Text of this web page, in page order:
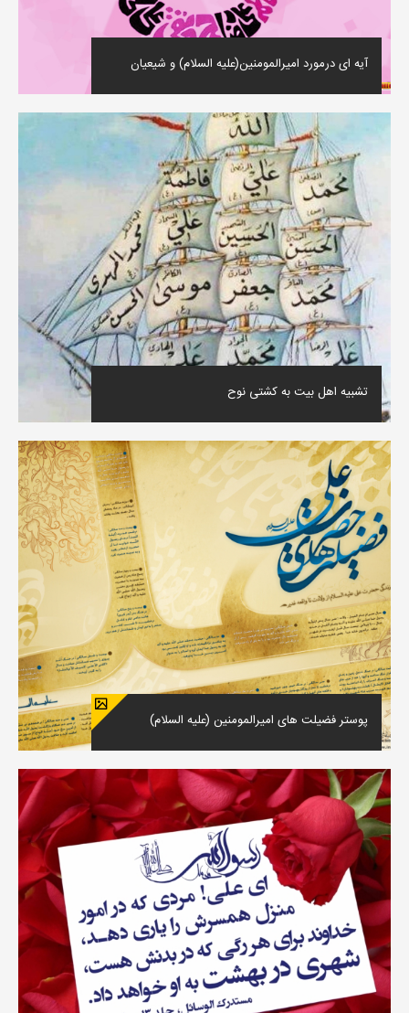
آیه ای درمورد امیرالمومنین(علیه السلام) و شیعیان
تشبیه اهل بیت به کشتی نوح
پوستر فضیلت های امیرالمومنین (علیه السلام)